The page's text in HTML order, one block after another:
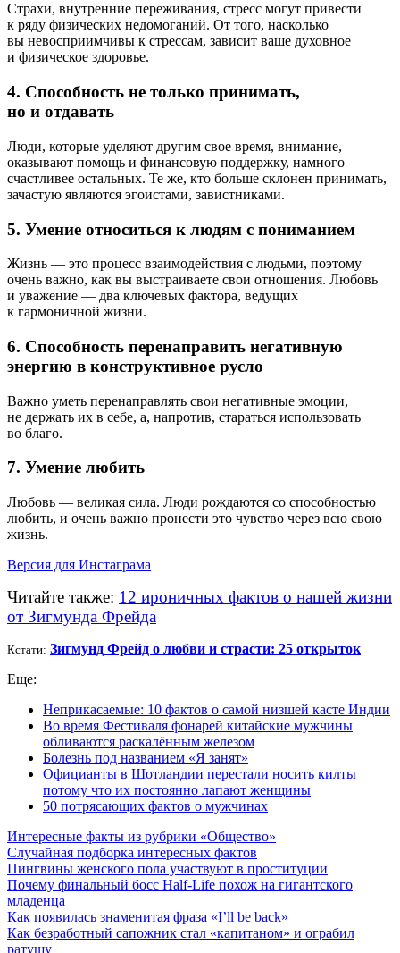
Страхи, внутренние переживания, стресс могут привести
к ряду физических недомоганий. От того, насколько
вы невосприимчивы к стрессам, зависит ваше духовное
и физическое здоровье.
4. Способность не только принимать,
но и отдавать
Люди, которые уделяют другим свое время, внимание,
оказывают помощь и финансовую поддержку, намного
счастливее остальных. Те же, кто больше склонен принимать,
зачастую являются эгоистами, завистниками.
5. Умение относиться к людям с пониманием
Жизнь — это процесс взаимодействия с людьми, поэтому
очень важно, как вы выстраиваете свои отношения. Любовь
и уважение — два ключевых фактора, ведущих
к гармоничной жизни.
6. Способность перенаправить негативную
энергию в конструктивное русло
Важно уметь перенаправлять свои негативные эмоции,
не держать их в себе, а, напротив, стараться использовать
во благо.
7. Умение любить
Любовь — великая сила. Люди рождаются со способностью
любить, и очень важно пронести это чувство через всю свою
жизнь.
Версия для Инстаграма
Читайте также: 12 ироничных фактов о нашей жизни
от Зигмунда Фрейда
Кстати: Зигмунд Фрейд о любви и страсти: 25 открыток
Еще:
Неприкасаемые: 10 фактов о самой низшей касте Индии
Во время Фестиваля фонарей китайские мужчины
обливаются раскалённым железом
Болезнь под названием «Я занят»
Официанты в Шотландии перестали носить килты
потому что их постоянно лапают женщины
50 потрясающих фактов о мужчинах
Интересные факты из рубрики «Общество»
Случайная подборка интересных фактов
Пингвины женского пола участвуют в проституции
Почему финальный босс Half-Life похож на гигантского
младенца
Как появилась знаменитая фраза «I’ll be back»
Как безработный сапожник стал «капитаном» и ограбил
ратушу